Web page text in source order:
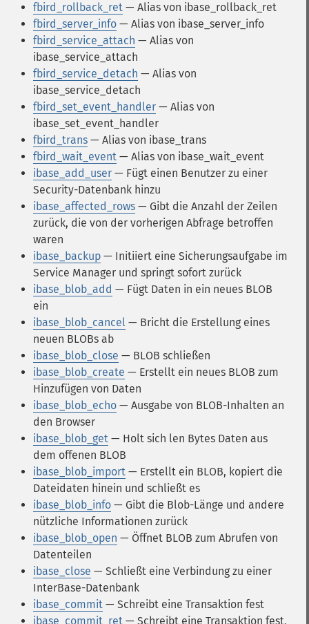
fbird_rollback_ret — Alias von ibase_rollback_ret
fbird_server_info — Alias von ibase_server_info
fbird_service_attach — Alias von
ibase_service_attach
fbird_service_detach — Alias von
ibase_service_detach
fbird_set_event_handler — Alias von
ibase_set_event_handler
fbird_trans — Alias von ibase_trans
fbird_wait_event — Alias von ibase_wait_event
ibase_add_user — Fügt einen Benutzer zu einer
Security-Datenbank hinzu
ibase_affected_rows — Gibt die Anzahl der Zeilen
zurück, die von der vorherigen Abfrage betroffen
waren
ibase_backup — Initiiert eine Sicherungsaufgabe im
Service Manager und springt sofort zurück
ibase_blob_add — Fügt Daten in ein neues BLOB
ein
ibase_blob_cancel — Bricht die Erstellung eines
neuen BLOBs ab
ibase_blob_close — BLOB schließen
ibase_blob_create — Erstellt ein neues BLOB zum
Hinzufügen von Daten
ibase_blob_echo — Ausgabe von BLOB-Inhalten an
den Browser
ibase_blob_get — Holt sich len Bytes Daten aus
dem offenen BLOB
ibase_blob_import — Erstellt ein BLOB, kopiert die
Dateidaten hinein und schließt es
ibase_blob_info — Gibt die Blob-Länge und andere
nützliche Informationen zurück
ibase_blob_open — Öffnet BLOB zum Abrufen von
Datenteilen
ibase_close — Schließt eine Verbindung zu einer
InterBase-Datenbank
ibase_commit — Schreibt eine Transaktion fest
ibase_commit_ret — Schreibt eine Transaktion fest,